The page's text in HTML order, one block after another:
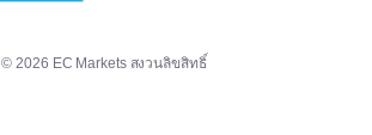
© 2026 EC Markets สงวนลิขสิทธิ์